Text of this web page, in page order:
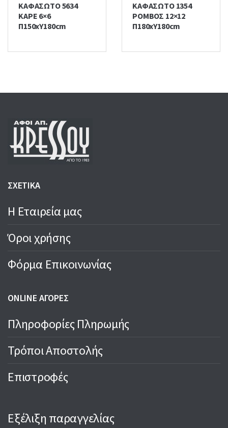
ΚΑΦΑΣΩΤΟ 5634
ΚΑΡΕ 6×6
Π150xΥ180cm
ΚΑΦΑΣΩΤΟ 1354
ΡΟΜΒΟΣ 12×12
Π180xΥ180cm
ΣΧΕΤΙΚΑ
Η Εταιρεία μας
Όροι χρήσης
Φόρμα Επικοινωνίας
ONLINE ΑΓΟΡΕΣ
Πληροφορίες Πληρωμής
Τρόποι Αποστολής
Επιστροφές
Εξέλιξη παραγγελίας